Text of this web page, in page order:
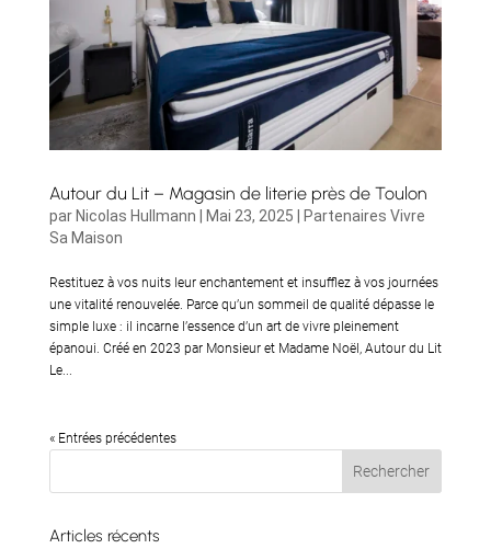
Autour du Lit – Magasin de literie près de Toulon
par Nicolas Hullmann Mai 23, 2025
Partenaires Vivre
Sa Maison
Restituez à vos nuits leur enchantement et insufflez à vos journées
une vitalité renouvelée. Parce qu’un sommeil de qualité dépasse le
simple luxe : il incarne l’essence d’un art de vivre pleinement
épanoui. Créé en 2023 par Monsieur et Madame Noël, Autour du Lit
Le...
« Entrées précédentes
Articles récents